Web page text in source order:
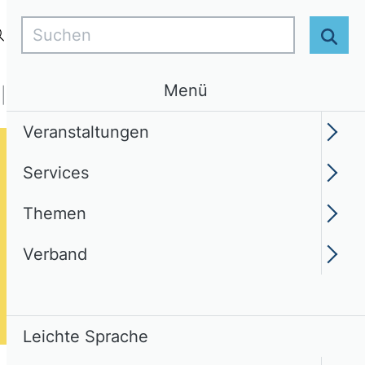
Login DE
Themen Verband
Suchen
Menü
Veranstaltungen
Services
Themen
Verband
Leichte Sprache